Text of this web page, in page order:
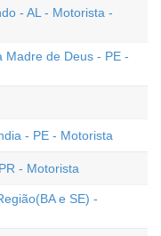
- AL - Motorista -
Madre de Deus - PE -
- PE - Motorista
- Motorista
e SE) -